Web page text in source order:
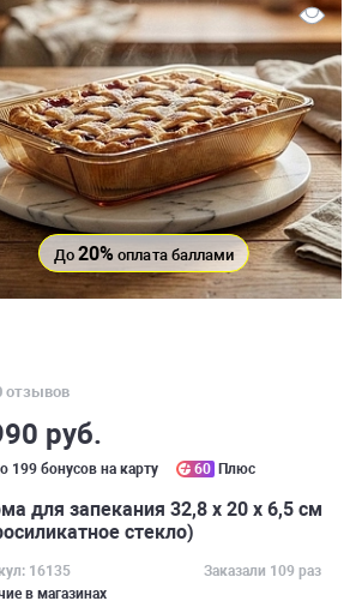
До20% оплата баллами
отзывов
руб.
199 бонусов на карту 60 Плюс
для запекания 32,8 x 20 х 6,5 см
стекло)
16135
Заказали 109 раз
в магазинах